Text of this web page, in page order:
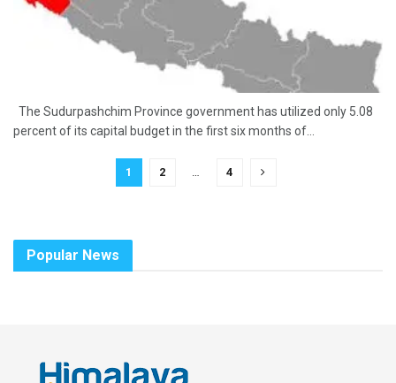
The Sudurpashchim Province government has utilized only 5.08
percent of its capital budget in the first six months of...
1 2 … 4
Popular News